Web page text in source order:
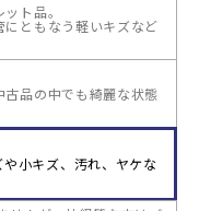
ト品。
ともなう軽いキズなど
品の中でも綺麗な状態
小キズ、汚れ、ヤケな